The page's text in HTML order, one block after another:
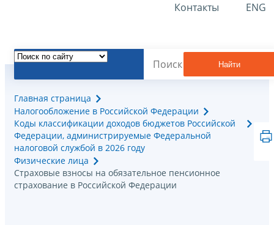
Контакты ENG
Найти
Главная страница
Налогообложение в Российской Федерации
Коды классификации доходов бюджетов Российской
Федерации, администрируемые Федеральной
налоговой службой в 2026 году
Физические лица
Страховые взносы на обязательное пенсионное
страхование в Российской Федерации